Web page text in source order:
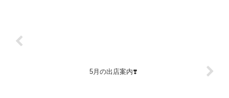
5月の出店案内❣️